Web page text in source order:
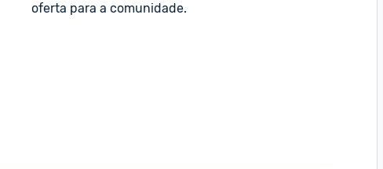
oferta para a comunidade.